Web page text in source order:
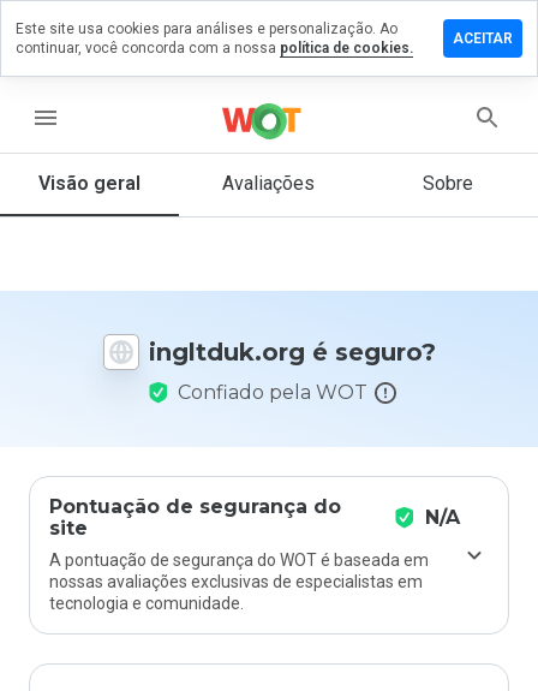
menu
Visão geral Avaliações Sobre
ingltduk.org é seguro?
Confiado pela WOT
Pontuação de segurança do
site
N/A
A pontuação de segurança do WOT é baseada em
nossas avaliações exclusivas de especialistas em
tecnologia e comunidade.
um
que
Este site usa cookies para análises e personalização. Ao
continuar, você concorda com a nossa política de cookies.
ACEITAR